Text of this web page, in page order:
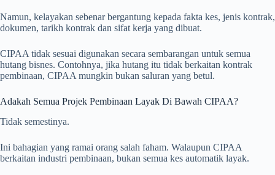
Namun, kelayakan sebenar bergantung kepada fakta kes, jenis kontrak,
dokumen, tarikh kontrak dan sifat kerja yang dibuat.
CIPAA tidak sesuai digunakan secara sembarangan untuk semua
hutang bisnes. Contohnya, jika hutang itu tidak berkaitan kontrak
pembinaan, CIPAA mungkin bukan saluran yang betul.
Adakah Semua Projek Pembinaan Layak Di Bawah CIPAA?
Tidak semestinya.
Ini bahagian yang ramai orang salah faham. Walaupun CIPAA
berkaitan industri pembinaan, bukan semua kes automatik layak.